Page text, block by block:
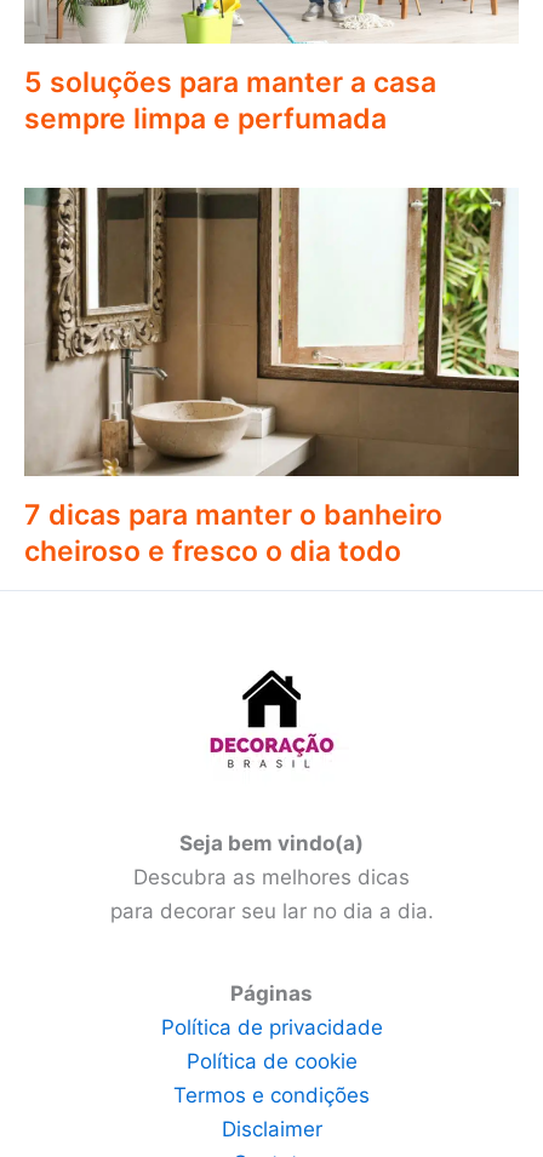
5 soluções para manter a casa
sempre limpa e perfumada
7 dicas para manter o banheiro
cheiroso e fresco o dia todo
Seja bem vindo(a)
Descubra as melhores dicas
para decorar seu lar no dia a dia.
Páginas
Política de privacidade
Política de cookie
Termos e condições
Disclaimer